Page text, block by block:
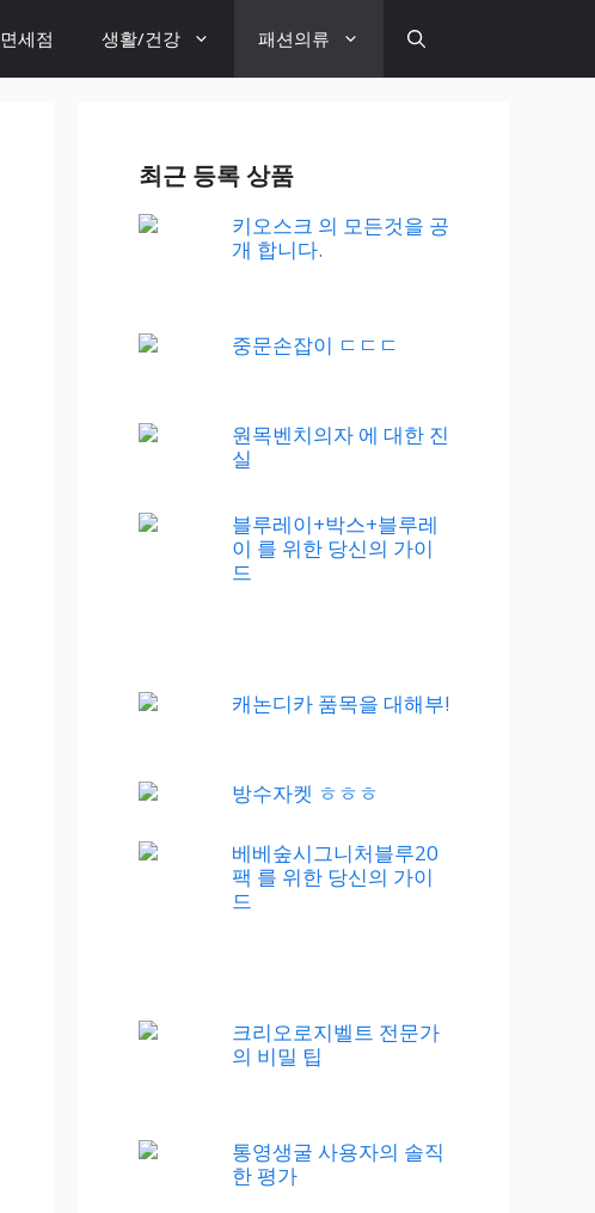
면세점 생활/건강 패션의류
최근 등록 상품
키오스크 의 모든것을 공
개 합니다.
중문손잡이 ㄷㄷㄷ
원목벤치의자 에 대한 진
실
블루레이+박스+블루레
이 를 위한 당신의 가이
드
캐논디카 품목을 대해부!
방수자켓 ㅎㅎㅎ
베베숲시그니처블루20
팩 를 위한 당신의 가이
드
크리오로지벨트 전문가
의 비밀 팁
통영생굴 사용자의 솔직
한 평가